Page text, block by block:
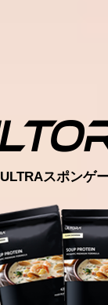
ULTRAスポンゲ